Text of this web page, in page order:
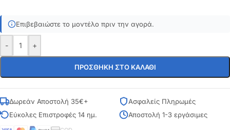
Επιβεβαιώστε το μοντέλο πριν την αγορά.
- +
ΠΡΟΣΘΉΚΗ ΣΤΟ ΚΑΛΆΘΙ
Δωρεάν Αποστολή 35€+
Ασφαλείς Πληρωμές
Εύκολες Επιστροφές 14 ημ.
Αποστολή 1-3 εργάσιμες